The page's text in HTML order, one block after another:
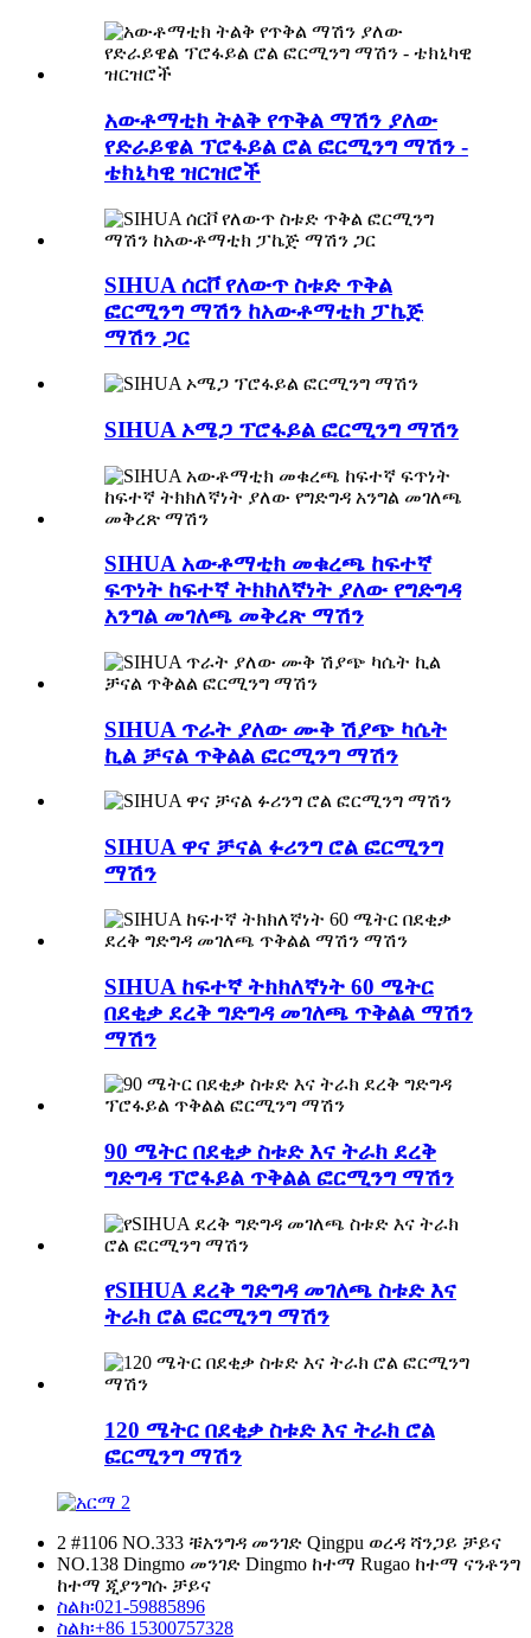
አውቶማቲክ ትልቅ የጥቅል ማሽን ያለው
የድራይዌል ፕሮፋይል ሮል ፎርሚንግ ማሽን -
ቴክኒካዊ ዝርዝሮች
SIHUA ሰርቮ የለውጥ ስቱድ ጥቅል
ፎርሚንግ ማሽን ከአውቶማቲክ ፓኬጅ
ማሽን ጋር
SIHUA ኦሜጋ ፕሮፋይል ፎርሚንግ ማሽን
SIHUA አውቶማቲክ መቁረጫ ከፍተኛ
ፍጥነት ከፍተኛ ትክክለኛነት ያለው የግድግዳ
አንግል መገለጫ መቅረጽ ማሽን
SIHUA ጥራት ያለው ሙቅ ሽያጭ ካሴት
ኪል ቻናል ጥቅልል ​​ፎርሚንግ ማሽን
SIHUA ዋና ቻናል ፉሪንግ ሮል ፎርሚንግ
ማሽን
SIHUA ከፍተኛ ትክክለኛነት 60 ሜትር
በደቂቃ ደረቅ ግድግዳ መገለጫ ጥቅልል ​​​​ማሽን
ማሽን
90 ሜትር በደቂቃ ስቱድ እና ትራክ ደረቅ
ግድግዳ ፕሮፋይል ጥቅልል ​​ፎርሚንግ ማሽን
የSIHUA ደረቅ ግድግዳ መገለጫ ስቱድ እና
ትራክ ሮል ፎርሚንግ ማሽን
120 ሜትር በደቂቃ ስቱድ እና ትራክ ሮል
ፎርሚንግ ማሽን
2 #1106 NO.333 ቹአንግዳ መንገድ Qingpu ወረዳ ሻንጋይ ቻይና
NO.138 Dingmo መንገድ Dingmo ከተማ Rugao ከተማ ናንቶንግ
ከተማ ጂያንግሱ ቻይና
ስልክ፡021-59885896
ስልክ፡+86 15300757328